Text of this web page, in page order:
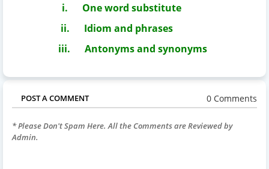
i.
One word substitute
ii.
Idiom and phrases
iii.
Antonyms and synonyms
POST A COMMENT 0 Comments
* Please Don't Spam Here. All the Comments are Reviewed by
Admin.